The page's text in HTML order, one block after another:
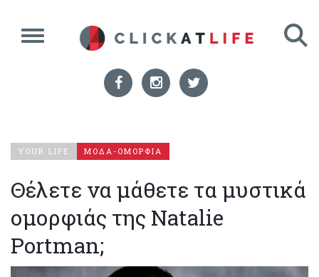
YOUR LIFE ΜΟΔΑ-ΟΜΟΡΦΙΑ
Θέλετε να μάθετε τα μυστικά
ομορφιάς της Natalie
Portman;